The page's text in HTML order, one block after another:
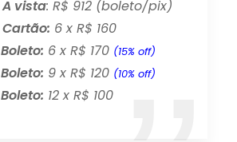
A vista: R$ 912 (boleto/pix)
Cartão: 6 x R$ 160
Boleto: 6 x R$ 170 (15% off)
Boleto: 9 x R$ 120 (10% off)
Boleto: 12 x R$ 100